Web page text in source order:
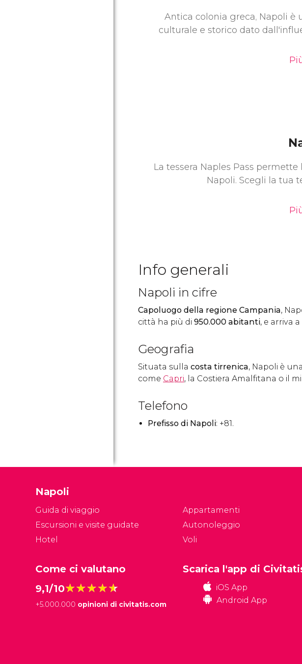
Antica colonia greca, Napoli
culturale e storico dato
La tessera Naples Pass
Napoli. Scegli la tua
Info generali
Napoli in cifre
Capoluogo della regione Campania,
città ha più di 950.000 abitanti, e arriva
Geografia
Situata sulla costa tirrenica, Napoli è
come Capri, la Costiera Amalfitana o il
Telefono
Prefisso di Napoli: +81.
Napoli
Guida di viaggio
Escursioni e visite guidate
Hotel
Appartamenti
Autonoleggio
Voli
Come ci valutano
9,1/10★★★★★
★★★★★
+5.000.000 opinioni di civitatis.com
Scarica l'app di
iOS App
Android App